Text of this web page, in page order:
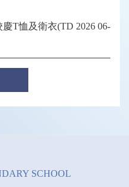
T恤及衛衣(TD 2026 06-
SCHOOL